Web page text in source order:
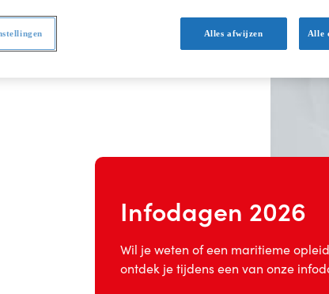
wereld. Op
Jij beslist.
je alvast alle
Infodagen 2026
Wil je weten of een maritieme
ontdek je tijdens een van onze
Alles afwijzen Alle